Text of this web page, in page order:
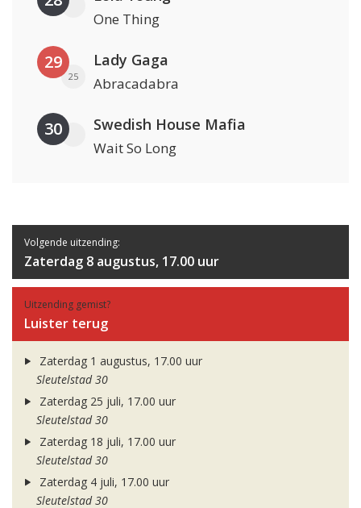
One Thing
29
25
Lady Gaga
Abracadabra
30 Swedish House Mafia
Wait So Long
Volgende uitzending:
Zaterdag 8 augustus, 17.00 uur
Uitzending gemist?
Luister terug
Zaterdag 1 augustus, 17.00 uur
Sleutelstad 30
Zaterdag 25 juli, 17.00 uur
Sleutelstad 30
Zaterdag 18 juli, 17.00 uur
Sleutelstad 30
Zaterdag 4 juli, 17.00 uur
Sleutelstad 30